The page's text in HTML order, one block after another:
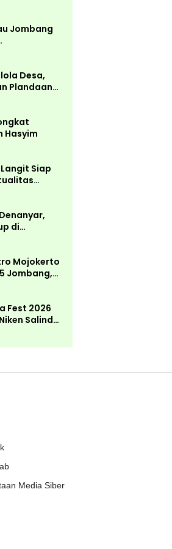
Pesta
Jombang
Disperta
Desa,
Plandaan
Hasyim
Siap
di
Bibit
Mojokerto
Jombang,
di
Fest 2026
Salindry
Media Siber